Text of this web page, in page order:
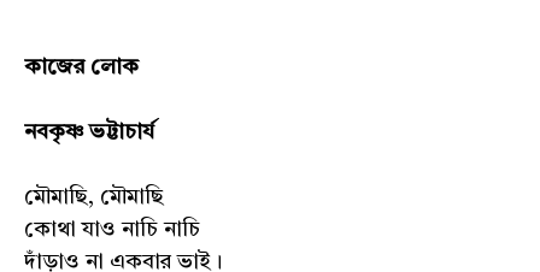
কাজের লোক
নবকৃষ্ণ ভট্টাচার্য
মৌমাছি, মৌমাছি
কোথা যাও নাচি নাচি
দাঁড়াও না একবার ভাই।